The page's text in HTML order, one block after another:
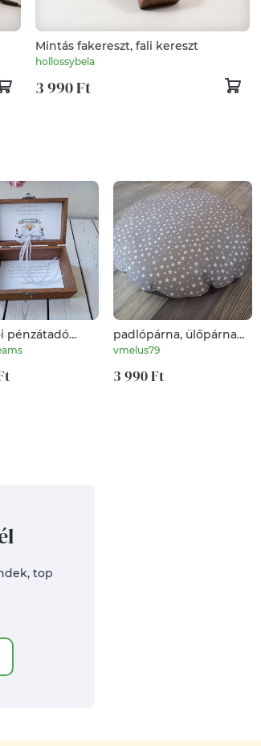
Mintás fakereszt, fali kereszt
hollossybela
3 990 Ft
pénzátadó
-
arany
padlópárna, ülőpárna
(nagyobbaknak)
vmelus79
3 990 Ft
top